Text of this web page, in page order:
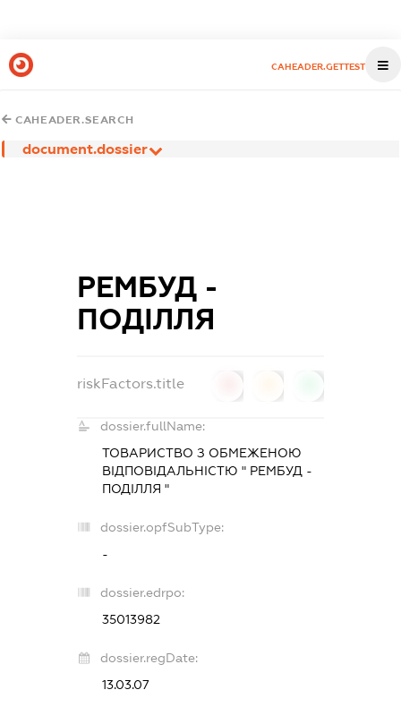
CAHEADER.GETTEST
CAHEADER.SEARCH
document.dossier
РЕМБУД -
ПОДІЛЛЯ
riskFactors.title
dossier.fullName:
ТОВАРИСТВО З ОБМЕЖЕНОЮ
ВІДПОВІДАЛЬНІСТЮ " РЕМБУД -
ПОДІЛЛЯ "
dossier.opfSubType:
-
dossier.edrpo:
35013982
dossier.regDate:
13.03.07